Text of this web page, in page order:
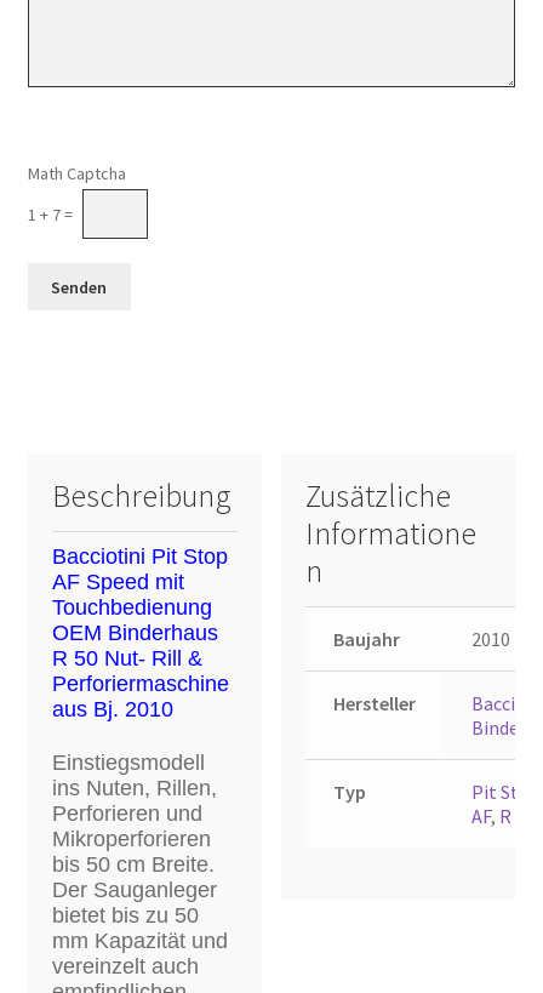
Math Captcha
1 + 7 =
Beschreibung
Bacciotini Pit Stop
AF Speed mit
Touchbedienung
OEM Binderhaus
R 50 Nut- Rill &
Perforiermaschine
aus Bj. 2010
Einstiegsmodell
ins Nuten, Rillen,
Perforieren und
Mikroperforieren
bis 50 cm Breite.
Der Sauganleger
bietet bis zu 50
mm Kapazität und
vereinzelt auch
Zusätzliche
Informatione
n
Baujahr 2010
Hersteller
Typ
Pit Stop
AF, R 50